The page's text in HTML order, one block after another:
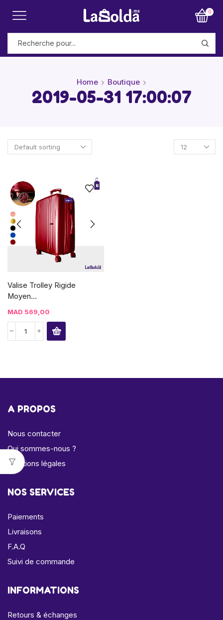
0
Home Boutique
2019-05-31 17:00:07
Valise Trolley Rigide
Moyen...
MAD 569,00
A PROPOS
Nous contacter
Qui sommes-nous ?
Mentions légales
NOS SERVICES
Paiements
Livraisons
F.A.Q
Suivi de commande
INFORMATIONS
Retours & échanges